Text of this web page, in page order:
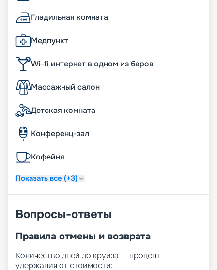
Гладильная комната
Медпункт
Wi-fi интернет в одном из баров
Массажный салон
Детская комната
Конференц-зал
Кофейня
Показать все (+3)
Вопросы-ответы
Правила отмены и возврата
Количество дней до круиза — процент
удержания от стоимости: